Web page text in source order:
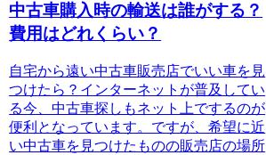
中古車購入時の輸送は誰がする？
費用はどれくらい？
自宅から遠い中古車販売店でいい車を見
つけたら？インターネットが普及してい
る今、中古車探しもネット上でするのが
便利となっています。ですが、希望に近
い中古車を見つけたものの販売店の場所